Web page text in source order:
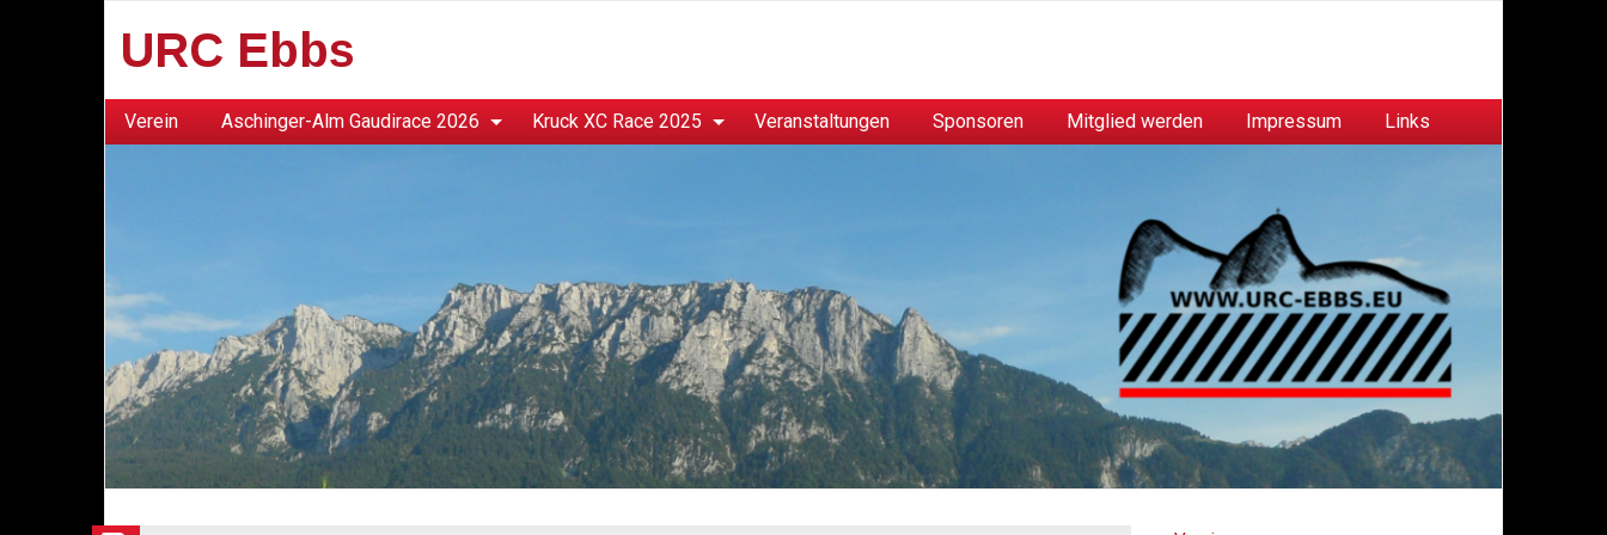
URC Ebbs
Verein Aschinger-Alm Gaudirace 2026 Kruck XC Race 2025 Veranstaltungen Sponsoren Mitglied werden Impressum Links